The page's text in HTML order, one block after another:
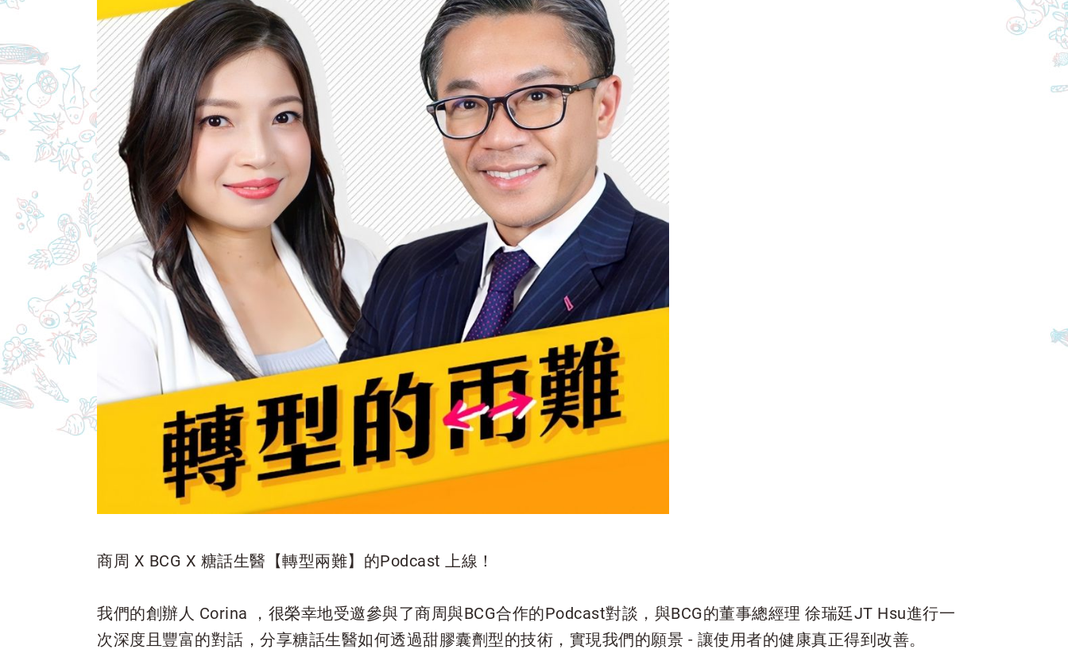
商周 X BCG X 糖話生醫【轉型兩難】的Podcast 上線！
我們的創辦人 Corina ，很榮幸地受邀參與了商周與BCG合作的Podcast對談，與BCG的董事總經理 徐瑞廷JT Hsu進行一
次深度且豐富的對話，分享糖話生醫如何透過甜膠囊劑型的技術，實現我們的願景 - 讓使用者的健康真正得到改善。